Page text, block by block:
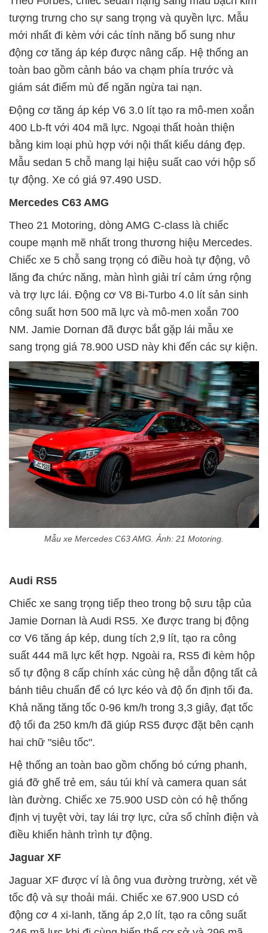
tượng trưng cho sự sang trọng và quyền lực. Mẫu
mới nhất đi kèm với các tính năng bổ sung như
động cơ tăng áp kép được nâng cấp. Hệ thống an
toàn bao gồm cảnh báo va chạm phía trước và
giám sát điểm mù để ngăn ngừa tai nạn.
Động cơ tăng áp kép V6 3.0 lít tạo ra mô-men xoắn
400 Lb-ft với 404 mã lực. Ngoại thất hoàn thiện
bằng kim loại phù hợp với nội thất kiểu dáng đẹp.
Mẫu sedan 5 chỗ mang lại hiệu suất cao với hộp số
tự động. Xe có giá 97.490 USD.
Mercedes C63 AMG
Theo 21 Motoring, dòng AMG C-class là chiếc
coupe mạnh mẽ nhất trong thương hiệu Mercedes.
Chiếc xe 5 chỗ sang trọng có điều hoà tự động, vô
lăng đa chức năng, màn hình giải trí cảm ứng rộng
và trợ lực lái. Động cơ V8 Bi-Turbo 4.0 lít sản sinh
công suất hơn 500 mã lực và mô-men xoắn 700
NM. Jamie Dornan đã được bắt gặp lái mẫu xe
sang trọng giá 78.900 USD này khi đến các sự kiện.
Mẫu xe Mercedes C63 AMG. Ảnh: 21 Motoring.
Audi RS5
Chiếc xe sang trọng tiếp theo trong bộ sưu tập của
Jamie Dornan là Audi RS5. Xe được trang bị động
cơ V6 tăng áp kép, dung tích 2,9 lít, tạo ra công
suất 444 mã lực kết hợp. Ngoài ra, RS5 đi kèm hộp
số tự động 8 cấp chính xác cùng hệ dẫn động tất cả
bánh tiêu chuẩn để có lực kéo và độ ổn định tối đa.
Khả năng tăng tốc 0-96 km/h trong 3,3 giây, đạt tốc
độ tối đa 250 km/h đã giúp RS5 được đặt bên cạnh
hai chữ "siêu tốc".
Hệ thống an toàn bao gồm chống bó cứng phanh,
giá đỡ ghế trẻ em, sáu túi khí và camera quan sát
làn đường. Chiếc xe 75.900 USD còn có hệ thống
định vị tuyệt vời, tay lái trợ lực, cửa sổ chỉnh điện và
điều khiển hành trình tự động.
Jaguar XF
Jaguar XF được ví là ông vua đường trường, xét về
tốc độ và sự thoải mái. Chiếc xe 67.900 USD có
động cơ 4 xi-lanh, tăng áp 2,0 lít, tạo ra công suất